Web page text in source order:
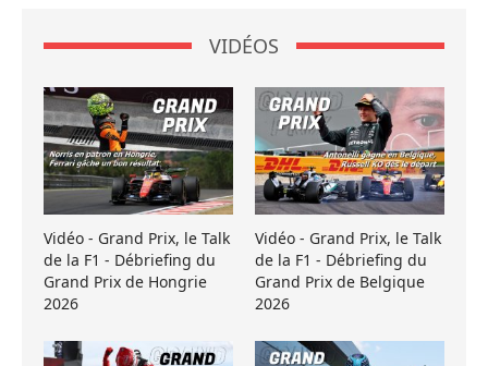
VIDÉOS
Vidéo - Grand Prix, le Talk
de la F1 - Débriefing du
Grand Prix de Hongrie
2026
Vidéo - Grand Prix, le Talk
de la F1 - Débriefing du
Grand Prix de Belgique
2026